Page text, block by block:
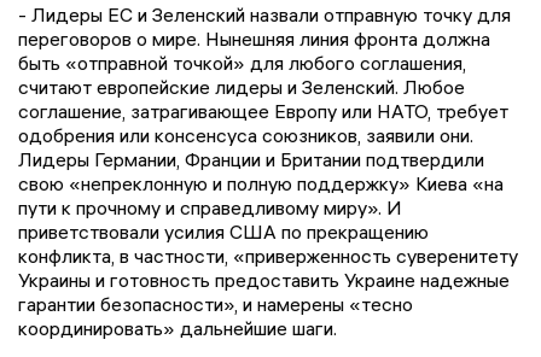
- Лидеры ЕС и Зеленский назвали отправную точку для
переговоров о мире. Нынешняя линия фронта должна
быть «отправной точкой» для любого соглашения,
считают европейские лидеры и Зеленский. Любое
соглашение, затрагивающее Европу или НАТО, требует
одобрения или консенсуса союзников, заявили они.
Лидеры Германии, Франции и Британии подтвердили
свою «непреклонную и полную поддержку» Киева «на
пути к прочному и справедливому миру». И
приветствовали усилия США по прекращению
конфликта, в частности, «приверженность суверенитету
Украины и готовность предоставить Украине надежные
гарантии безопасности», и намерены «тесно
координировать» дальнейшие шаги.